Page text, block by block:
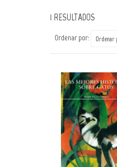
1 RESULTADOS
Ordenar por: